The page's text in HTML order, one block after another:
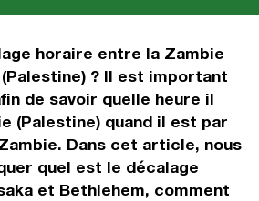
horaire entre la Zambie
? Il est important
de savoir quelle heure il
(Palestine) quand il est par
Dans cet article, nous
quel est le décalage
et Bethlehem, comment